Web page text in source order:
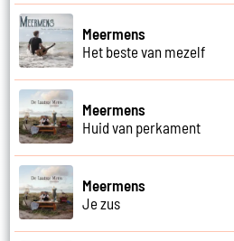
Meermens
Het beste van mezelf
Meermens
Huid van perkament
Meermens
Je zus